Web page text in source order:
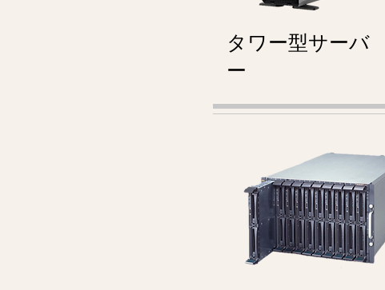
タワー型サーバ
ー